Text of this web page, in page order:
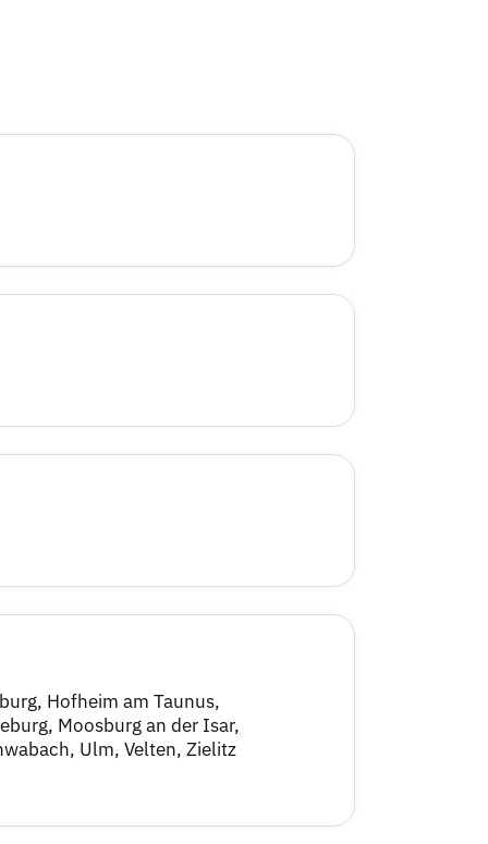
Hofheim am Taunus,
Moosburg an der Isar,
Ulm, Velten, Zielitz